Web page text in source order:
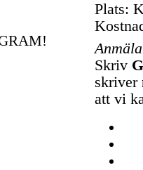
Plats:
Skriv
skriver
att vi